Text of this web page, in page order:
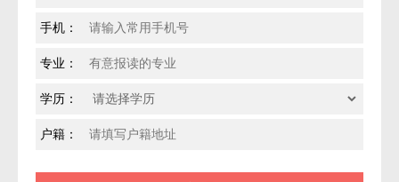
手机：
专业：
学历：
户籍：